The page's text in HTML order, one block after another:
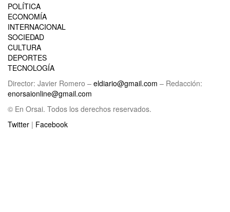
POLÍTICA
ECONOMÍA
INTERNACIONAL
SOCIEDAD
CULTURA
DEPORTES
TECNOLOGÍA
Director: Javier Romero – eldiario@gmail.com – Redacción:
enorsaionline@gmail.com
© En Orsai. Todos los derechos reservados.
Twitter | Facebook